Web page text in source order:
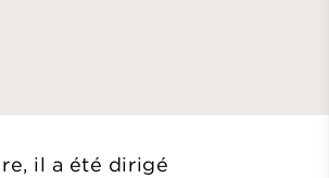
il a été dirigé